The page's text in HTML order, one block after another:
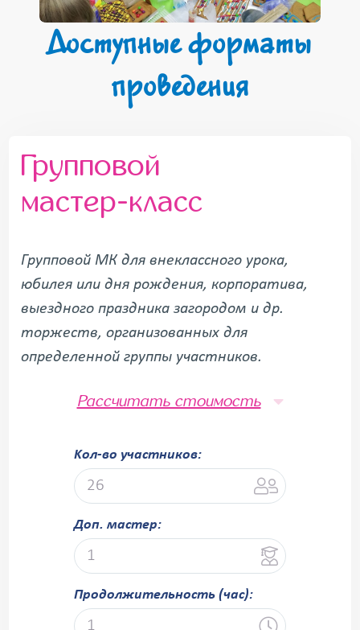
Доступные форматы
проведения
Групповой
мастер-класс
Групповой МК для внеклассного урока,
юбилея или дня рождения, корпоратива,
выездного праздника загородом и др.
торжеств, организованных для
определенной группы участников.
Рассчитать стоимость
Kол-во участников:
Доп. мастер:
Продолжительность (час):